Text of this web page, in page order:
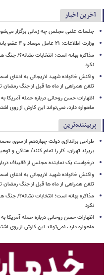
آخرین اخبار
جلسات علنی مجلس چه زمانی برگزار
وزارت اطلاعات: ۲۱ عامل موساد و ۴ عضو باندهای مسلح بازداشت شدند
مذاکره بهانه است؛ انتخابات نشانه؟/ جنگ
نکرد
واکنش خانواده شهید لاریجانی به ادعای
تلفن همراهی از ماه ها قبل از جنگ رمضان
اظهارات حسن روحانی درباره حمله آمریکا
ماهواره دارد، نمی‌تواند این کارش از روی
پربیننده‌ترین
طراحی براندازی دولت چهاردهم از سوی
بریزند تهران، کار را تمام کنند/ هتاکی و
درخواست یک نماینده مجلس از قالیباف
واکنش خانواده شهید لاریجانی به ادعای
تلفن همراهی از ماه ها قبل از جنگ رمضان
مذاکره بهانه است؛ انتخابات نشانه؟/ جنگ
نکرد
اظهارات حسن روحانی درباره حمله آمریکا
ماهواره دارد، نمی‌تواند این کارش از روی